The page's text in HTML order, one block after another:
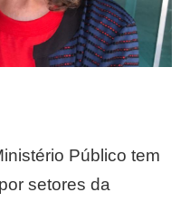
Público tem
setores da